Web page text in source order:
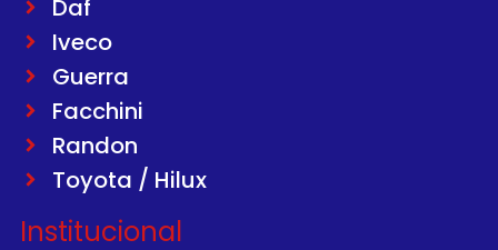
Daf
Iveco
Guerra
Facchini
Randon
Toyota / Hilux
Institucional